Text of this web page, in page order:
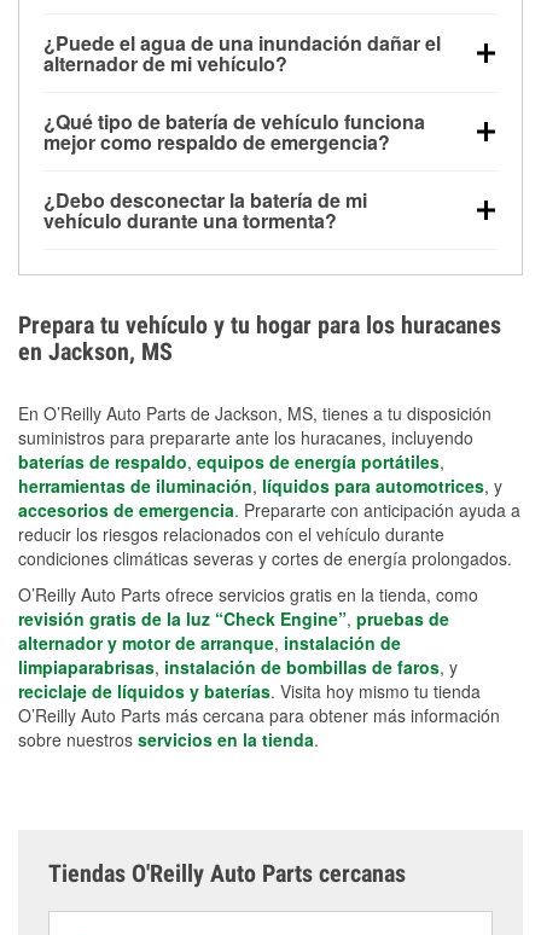
alimentar pequeños accesorios durante un tiempo
limitado, pero el uso repetido sin conducir el vehículo
contar con un equipo de carga de respaldo para
cortes prolongados.
¿Puede el agua de una inundación dañar el
alternador de mi vehículo?
parte baja del compartimento del motor y pueden
dañarse si se sumergen, lo que puede provocar una
días después de la exposición.
¿Qué tipo de batería de vehículo funciona
mejor como respaldo de emergencia?
para aplicaciones de ciclo profundo porque son
selladas, resistentes a las vibraciones y más
¿Debo desconectar la batería de mi
vehículo durante una tormenta?
los daños por inundación. Evitar el agua estancada y
preparar opciones de carga de respaldo son
medidas de protección más efectivas.
Prepara tu vehículo y tu hogar para los huracanes
en Jackson, MS
En O’Reilly Auto Parts de Jackson, MS, tienes a tu disposición
suministros para prepararte ante los huracanes, incluyendo
baterías de respaldo, equipos de energía portátiles,
herramientas de iluminación, líquidos para automotrices, y
accesorios de emergencia. Prepararte con anticipación ayuda a
reducir los riesgos relacionados con el vehículo durante
condiciones climáticas severas y cortes de energía prolongados.
O’Reilly Auto Parts ofrece servicios gratis en la tienda, como
revisión gratis de la luz “Check Engine”, pruebas de
alternador y motor de arranque, instalación de
limpiaparabrisas, instalación de bombillas de faros, y
reciclaje de líquidos y baterías. Visita hoy mismo tu tienda
O’Reilly Auto Parts más cercana para obtener más información
sobre nuestros servicios en la tienda.
Tiendas O'Reilly Auto Parts cercanas